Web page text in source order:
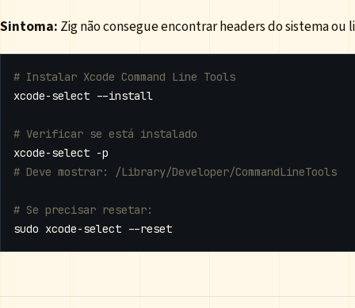
Sintoma: Zig não consegue encontrar headers do sistema ou
# Instalar Xcode Command Line Tools
# Verificar se está instalado
# Deve mostrar: /Library/Developer/CommandLineTools
# Se precisar resetar: